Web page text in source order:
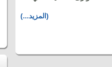
(المزيد...)
حاجي.. شاهد أقوى لحظات ثاني
عيساوة بمكناس